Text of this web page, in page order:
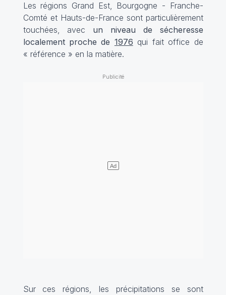
Les régions Grand Est, Bourgogne - Franche-
Comté et Hauts-de-France sont particulièrement
touchées, avec un niveau de sécheresse
localement proche de 1976 qui fait office de
« référence » en la matière.
Sur ces régions, les précipitations se sont